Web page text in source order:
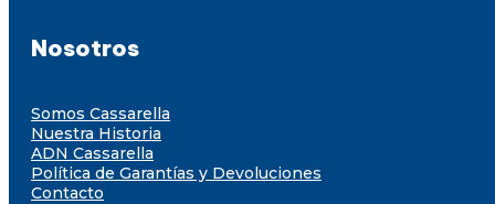
Nosotros
Somos Cassarella
Nuestra Historia
ADN Cassarella
Política de Garantías y Devoluciones
Contacto